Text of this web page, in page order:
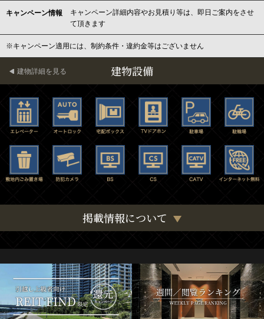
キャンペーン情報
キャンペーン詳細内容やお見積り等は、即日ご案内をさせ
て頂きます
※キャンペーン適用には、制約条件・違約金等はございません
建物設備
建物詳細を見る
掲載情報について